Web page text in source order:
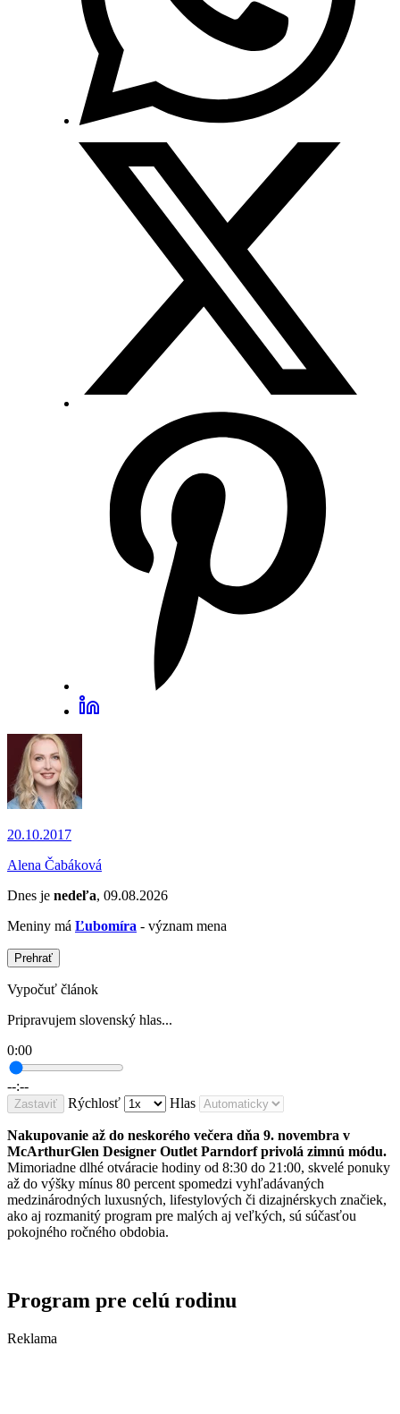
20.10.2017
Alena Čabáková
Dnes je nedeľa, 09.08.2026
Meniny má Ľubomíra - význam mena
Prehrať
Vypočuť článok
Pripravujem slovenský hlas...
0:00
--:--
Zastaviť Rýchlosť Hlas
Nakupovanie až do neskorého večera dňa 9. novembra v
McArthurGlen Designer Outlet Parndorf privolá zimnú módu.
Mimoriadne dlhé otváracie hodiny od 8:30 do 21:00, skvelé ponuky
až do výšky mínus 80 percent spomedzi vyhľadávaných
medzinárodných luxusných, lifestylových či dizajnérskych značiek,
ako aj rozmanitý program pre malých aj veľkých, sú súčasťou
pokojného ročného obdobia.
Program pre celú rodinu
Reklama